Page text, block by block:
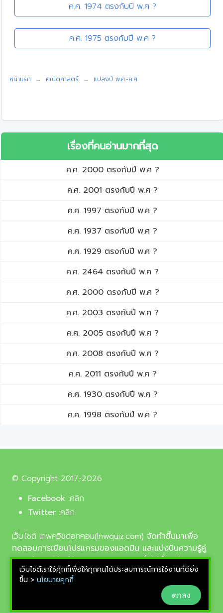
ค.ศ. 1974 ตรงกับปี พ.ศ ?
ค.ศ. 1975 ตรงกับปี พ.ศ ?
หน้าแรก คณิตศาสตร์ แปลงปี พ.ศ.-ค.ศ
เรื่องที่คนอ่านมากที่สุด
ค.ศ. 2000 ตรงกับปี พ.ศ ?
ค.ศ. 2001 ตรงกับปี พ.ศ ?
ค.ศ. 1997 ตรงกับปี พ.ศ ?
ค.ศ. 1937 ตรงกับปี พ.ศ ?
ค.ศ. 1929 ตรงกับปี พ.ศ ?
ค.ศ. 2464 ตรงกับปี พ.ศ ?
ค.ศ. 2000 ตรงกับปี พ.ศ ?
ค.ศ. 2003 ตรงกับปี พ.ศ ?
ค.ศ. 2005 ตรงกับปี พ.ศ ?
ค.ศ. 2008 ตรงกับปี พ.ศ ?
ค.ศ. 2011 ตรงกับปี พ.ศ ?
ค.ศ. 1930 ตรงกับปี พ.ศ ?
ค.ศ. 1998 ตรงกับปี พ.ศ ?
© Copyright 2017-2026
Facebook :คลิก
Twitter :คลิก
เว็บไซต์ เทพควิชดอทคอม(lnwquiz.com) จัดทำขึ้นมาเพื่อ
ทดสอบการเขียนโปรแกรมของแอดมิน และแบ่งปันความรู้คู่
ความบันเทิงให้แก่น้อง ๆ ตลอดจนบุคลทั่วไปเป็นหลัก,
รูปภาพที่นำมาใช้ประกอบบทความเป็นรูปภาพจากเว็บ
pixabay.com และunsplash.com ซึ่งเป็นเว็บแจกรูปฟรี
ลิขสิทธิ์แบบ CC0 ที่ช่างภาพจากทั่วโลกอัพโหลดไว้ให้
สามารถนำมาใช้ฟรีได้
เว็บไซต์เราใช้คุ้กกี้เพื่อให้ทุกคนได้ประสบการณ์การใช้งานที่ดียิ่ง
ขึ้น > นโยบายคุกกี้
ตกลง